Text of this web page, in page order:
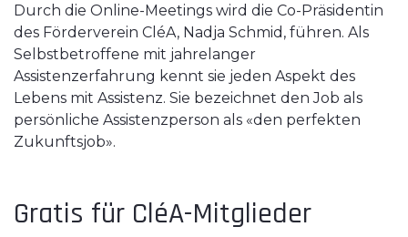
Durch die Online-Meetings wird die Co-Präsidentin
des Förderverein CléA, Nadja Schmid, führen. Als
Selbstbetroffene mit jahrelanger
Assistenzerfahrung kennt sie jeden Aspekt des
Lebens mit Assistenz. Sie bezeichnet den Job als
persönliche Assistenzperson als «den perfekten
Zukunftsjob».
Gratis für CléA-Mitglieder